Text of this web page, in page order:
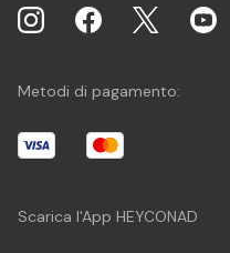
Metodi di pagamento:
Scarica l'App HEYCONAD